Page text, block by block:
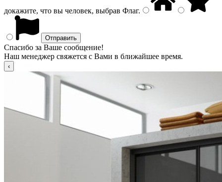
докажите, что вы человек, выбрав Флаг.
Спасибо за Ваше сообщение!
Наш менеджер свяжется с Вами в ближайшее время.